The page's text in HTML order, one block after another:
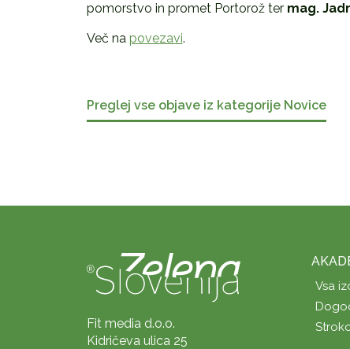
pomorstvo in promet Portorož ter mag.
Več na povezavi.
Preglej vse objave iz kategorije Novice
Fit media d.o.o.
Kidričeva ulica 25
Vsa